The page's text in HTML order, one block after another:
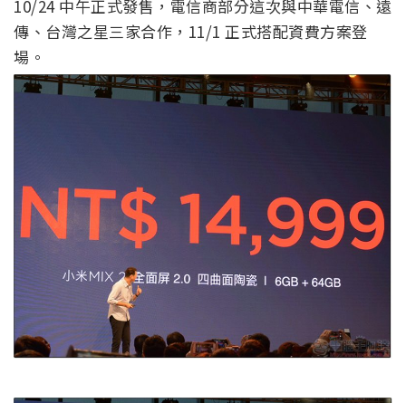
10/24 中午正式發售，電信商部分這次與中華電信、遠
傳、台灣之星三家合作，11/1 正式搭配資費方案登
場。